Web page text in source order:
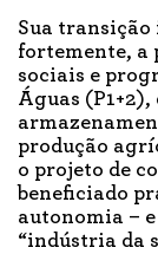
Sua transição
fortemente, a
sociais e
Águas
produção
o projeto de
beneficiado
autonomia –
“indústria da